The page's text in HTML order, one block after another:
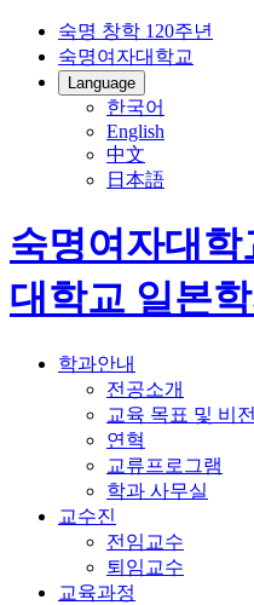
숙명 창학 120주년
숙명여자대학교
Language
한국어
English
中文
日本語
숙명여자대학
대학교 일본
학과안내
전공소개
교육 목표 및 비전
연혁
교류프로그램
학과 사무실
교수진
전임교수
퇴임교수
교육과정